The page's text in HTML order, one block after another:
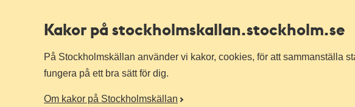
Kakor på stockholmskallan.stockholm.se
På Stockholmskällan använder vi kakor, cookies, för att sammanställa
fungera på ett bra sätt för dig.
Om kakor på Stockholmskällan